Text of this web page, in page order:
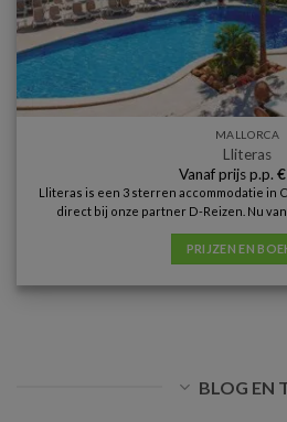
MALLORCA
Lliteras
Vanaf prijs p.p. €
Lliteras is een 3 sterren accommodatie in
direct bij onze partner D-Reizen. Nu
PRIJZEN EN
BLOG EN